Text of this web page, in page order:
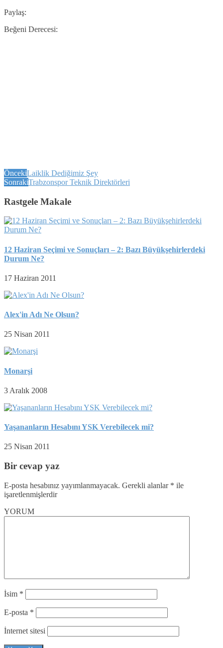
Paylaş:
Beğeni Derecesi:
ÖncekiLaiklik Dediğimiz Şey
SonrakiTrabzonspor Teknik Direktörleri
Rastgele Makale
12 Haziran Seçimi ve Sonuçları – 2: Bazı Büyükşehirlerdeki
Durum Ne?
17 Haziran 2011
Alex'in Adı Ne Olsun?
25 Nisan 2011
Monarşi
3 Aralık 2008
Yaşananların Hesabını YSK Verebilecek mi?
25 Nisan 2011
Bir cevap yaz
E-posta hesabınız yayımlanmayacak. Gerekli alanlar * ile
işaretlenmişlerdir
YORUM
İsim *
E-posta *
İnternet sitesi